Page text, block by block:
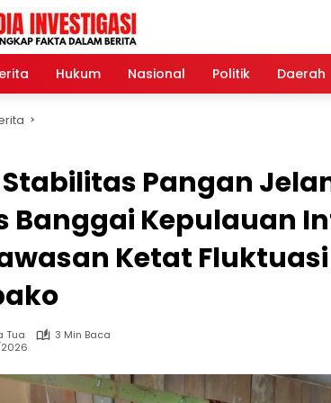
Hukum Nasional Politik Daerah
Pangan
Banggai Kepulauan
Ketat
Tua
3 Min Baca